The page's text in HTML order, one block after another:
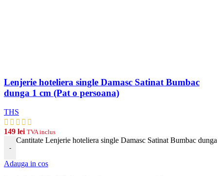
Lenjerie hoteliera single Damasc Satinat Bumbac
dunga 1 cm (Pat o persoana)
THS
149 lei TVA inclus
-
Cantitate Lenjerie hoteliera single Damasc Satinat Bumbac
Adauga in cos